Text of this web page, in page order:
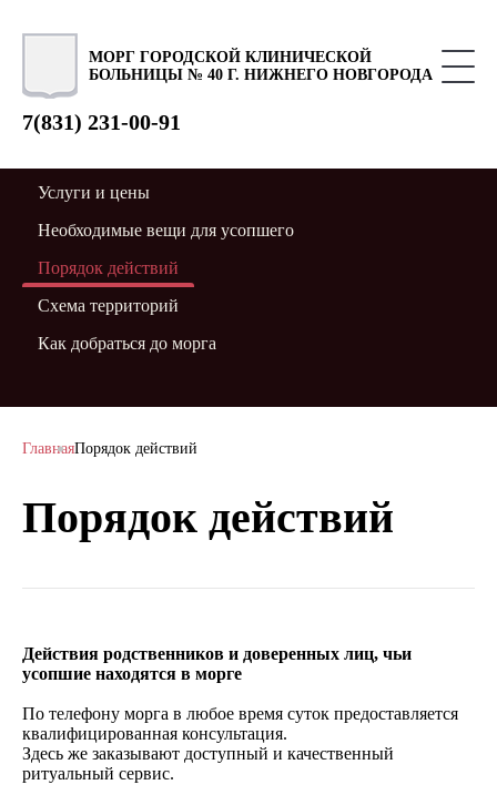
МОРГ ГОРОДСКОЙ КЛИНИЧЕСКОЙ
БОЛЬНИЦЫ № 40 Г. НИЖНЕГО НОВГОРОДА
7(831) 231-00-91
Услуги и цены
Необходимые вещи для усопшего
Порядок действий
Схема территорий
Как добраться до морга
ГлавнаяПорядок действий
Порядок действий
Действия родственников и доверенных лиц, чьи
усопшие находятся в морге
По телефону морга в любое время суток предоставляется
квалифицированная консультация.
Здесь же заказывают доступный и качественный
ритуальный сервис.